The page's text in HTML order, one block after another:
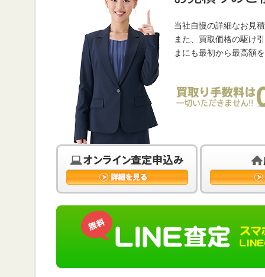
当社自慢の詳細なお見
また、買取価格の駆け
まにも最初から最高額